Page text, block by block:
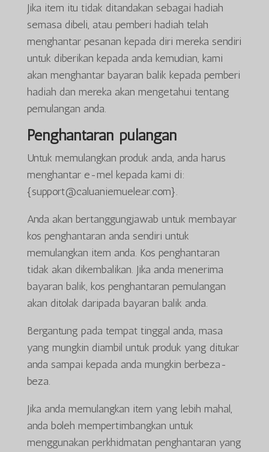
Jika item itu tidak ditandakan sebagai hadiah
semasa dibeli, atau pemberi hadiah telah
menghantar pesanan kepada diri mereka sendiri
untuk diberikan kepada anda kemudian, kami
akan menghantar bayaran balik kepada pemberi
hadiah dan mereka akan mengetahui tentang
pemulangan anda.
Penghantaran pulangan
Untuk memulangkan produk anda, anda harus
menghantar e-mel kepada kami di:
{support@caluaniemuelear.com}.
Anda akan bertanggungjawab untuk membayar
kos penghantaran anda sendiri untuk
memulangkan item anda. Kos penghantaran
tidak akan dikembalikan. Jika anda menerima
bayaran balik, kos penghantaran pemulangan
akan ditolak daripada bayaran balik anda.
Bergantung pada tempat tinggal anda, masa
yang mungkin diambil untuk produk yang ditukar
anda sampai kepada anda mungkin berbeza-
beza.
Jika anda memulangkan item yang lebih mahal,
anda boleh mempertimbangkan untuk
menggunakan perkhidmatan penghantaran yang